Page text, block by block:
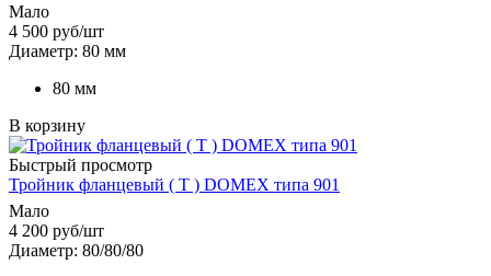
Мало
4 500 руб/шт
Диаметр: 80 мм
80 мм
В корзину
Быстрый просмотр
Тройник фланцевый ( Т ) DOMEX типа 901
Мало
4 200 руб/шт
Диаметр: 80/80/80